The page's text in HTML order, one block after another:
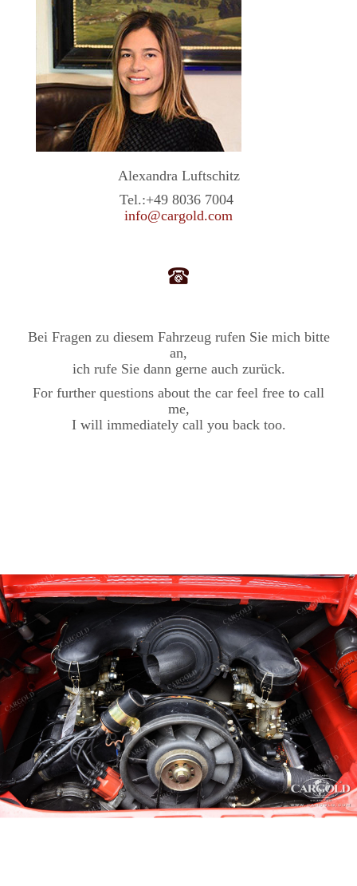
Alexandra Luftschitz
Tel.:+49 8036 7004
info@cargold.com
Bei Fragen zu diesem Fahrzeug rufen Sie mich bitte
an,
ich rufe Sie dann gerne auch zurück.
For further questions about the car feel free to call
me,
I will immediately call you back too.